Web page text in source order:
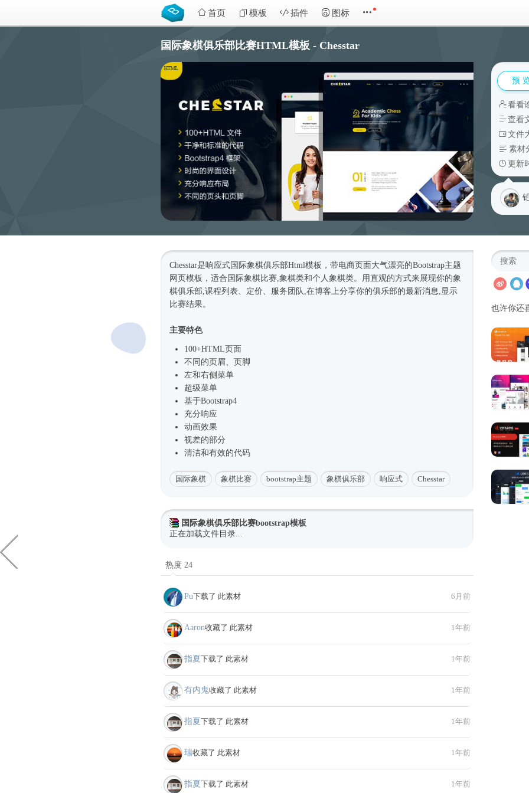
首页 模板 插件 图标
国际象棋俱乐部比赛HTML模板 - Chesstar
预
看看
查看
文件
素材
更新
Chesstar是响应式 国际象棋俱乐部Html模板 ，带电商页面大气漂亮的Bootstrap主题
网页模板 ，适合国际象棋比赛,象棋类和个人象棋类。用直观的方式来展现你的象
棋俱乐部,课程列表、定价、服务团队,在博客上分享你的俱乐部的最新消息,显示
比赛结果。
主要特色
100+HTML页面
不同的页眉、页脚
左和右侧菜单
超级菜单
基于Bootstrap4
充分响应
动画效果
视差的部分
清洁和有效的代码
国际象棋 象棋比赛 bootstrap主题 象棋俱乐部 响应式 Chesstar
国际象棋俱乐部比赛bootstrap模板
正在加载文件目录...
热度 24
Pu下载了 此素材 6月前
Aaron收藏了 此素材 1年前
指夏下载了 此素材 1年前
有内鬼收藏了 此素材 1年前
指夏下载了 此素材 1年前
瑞收藏了 此素材 1年前
指夏下载了 此素材 1年前
也许你还